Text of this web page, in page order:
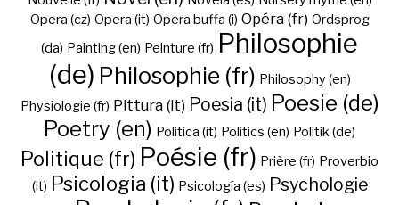
Opera (cz) Opera (it) Opera buffa (i) Opéra (fr) Ordsprog
(da) Painting (en) Peinture (fr) Philosophie
(de) Philosophie (fr) Philosophy (en)
Physiologie (fr) Pittura (it) Poesia (it) Poesie (de)
Poetry (en) Politica (it) Politics (en) Politik (de)
Politique (fr) Poésie (fr) Prière (fr) Proverbio
(it) Psicologia (it) Psicología (es) Psychologie